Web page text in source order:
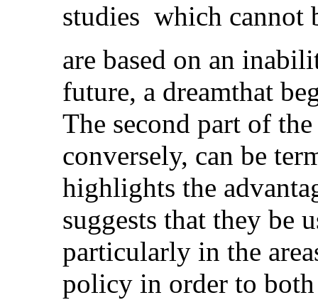
studies  which cannot
are based on an
future, a dreamthat
The second part of
conversely, can be
highlights the
suggests that they be
particularly in the
policy in order to both